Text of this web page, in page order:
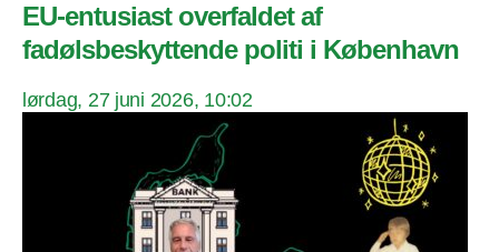
EU-entusiast overfaldet af
fadølsbeskyttende politi i København
lørdag, 27 juni 2026, 10:02